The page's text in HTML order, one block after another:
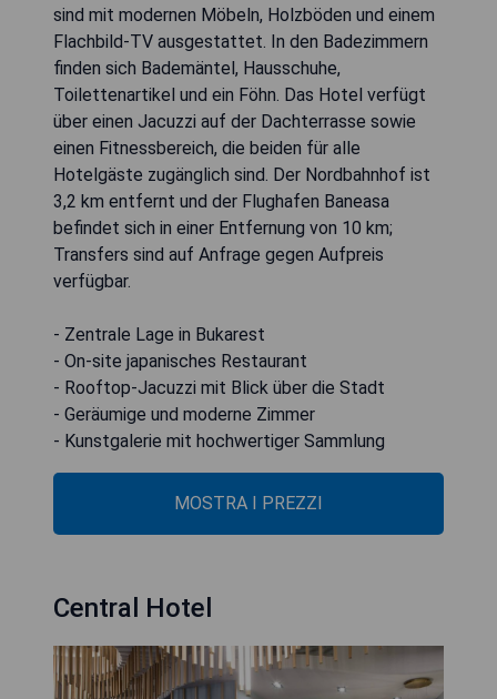
sind mit modernen Möbeln, Holzböden und einem
Flachbild-TV ausgestattet. In den Badezimmern
finden sich Bademäntel, Hausschuhe,
Toilettenartikel und ein Föhn. Das Hotel verfügt
über einen Jacuzzi auf der Dachterrasse sowie
einen Fitnessbereich, die beiden für alle
Hotelgäste zugänglich sind. Der Nordbahnhof ist
3,2 km entfernt und der Flughafen Baneasa
befindet sich in einer Entfernung von 10 km;
Transfers sind auf Anfrage gegen Aufpreis
verfügbar.
- Zentrale Lage in Bukarest
- On-site japanisches Restaurant
- Rooftop-Jacuzzi mit Blick über die Stadt
- Geräumige und moderne Zimmer
- Kunstgalerie mit hochwertiger Sammlung
MOSTRA I PREZZI
Central Hotel